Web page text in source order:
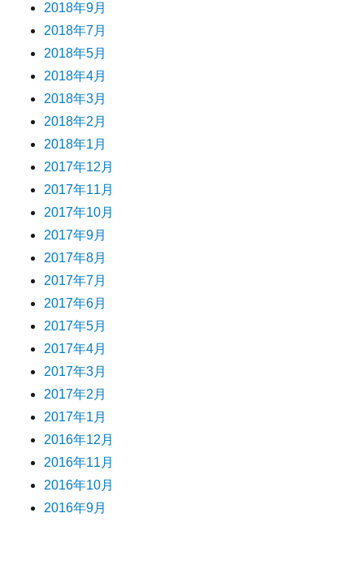
2018年9月
2018年7月
2018年5月
2018年4月
2018年3月
2018年2月
2018年1月
2017年12月
2017年11月
2017年10月
2017年9月
2017年8月
2017年7月
2017年6月
2017年5月
2017年4月
2017年3月
2017年2月
2017年1月
2016年12月
2016年11月
2016年10月
2016年9月